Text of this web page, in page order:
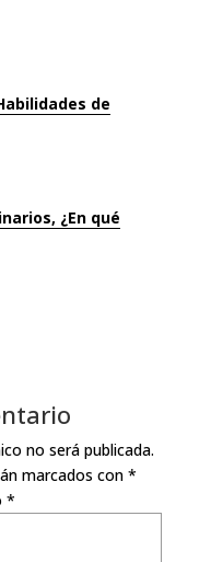
de
¿En qué
no será publicada.
marcados con*
*